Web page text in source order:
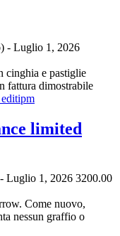
- Luglio 1, 2026
cinghia e pastiglie
fattura dimostrabile
limited
- Luglio 1, 2026 3200.00
Come nuovo,
nessun graffio o